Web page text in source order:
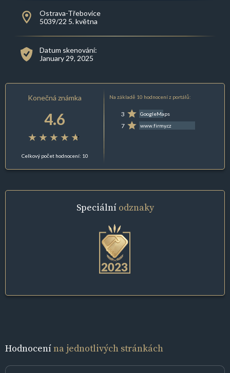
Ostrava-Třebovice
5039/22 5. května
Datum skenování:
January 29, 2025
Konečná známka
4.6
Celkový počet hodnocení: 10
Na základě 10 hodnocení z portálů:
3 GoogleMaps
7 www.firmy.cz
Speciální odznaky
Hodnocenína jednotlivých stránkách